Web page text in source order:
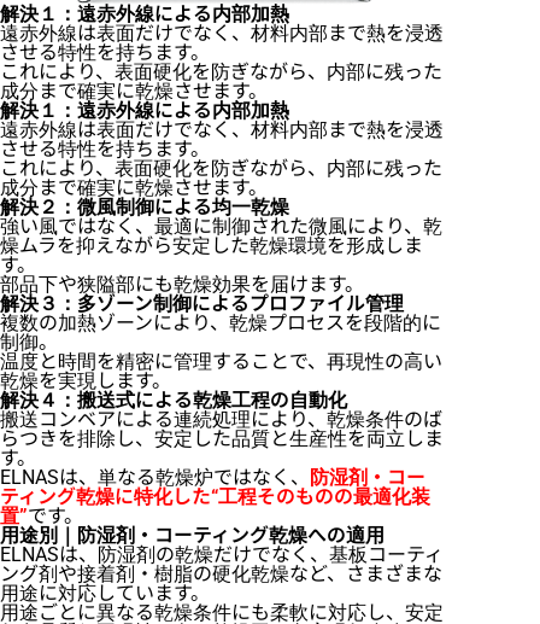
解決１：遠赤外線による内部加熱
遠赤外線は表面だけでなく、材料内部まで熱を浸透
させる特性を持ちます。
これにより、表面硬化を防ぎながら、内部に残った
成分まで確実に乾燥させます。
解決１：遠赤外線による内部加熱
遠赤外線は表面だけでなく、材料内部まで熱を浸透
させる特性を持ちます。
これにより、表面硬化を防ぎながら、内部に残った
成分まで確実に乾燥させます。
解決２：微風制御による均一乾燥
強い風ではなく、最適に制御された微風により、乾
燥ムラを抑えながら安定した乾燥環境を形成しま
す。
部品下や狭隘部にも乾燥効果を届けます。
解決３：多ゾーン制御によるプロファイル管理
複数の加熱ゾーンにより、乾燥プロセスを段階的に
制御。
温度と時間を精密に管理することで、再現性の高い
乾燥を実現します。
解決４：搬送式による乾燥工程の自動化
搬送コンベアによる連続処理により、乾燥条件のば
らつきを排除し、安定した品質と生産性を両立しま
す。
ELNASは、単なる乾燥炉ではなく、
防湿剤・コー
ティング乾燥に特化した“工程そのものの最適化装
置”です。
用途別｜防湿剤・コーティング乾燥への適用
ELNASは、防湿剤の乾燥だけでなく、基板コーティ
ング剤や接着剤・樹脂の硬化乾燥など、さまざまな
用途に対応しています。
用途ごとに異なる乾燥条件にも柔軟に対応し、安定